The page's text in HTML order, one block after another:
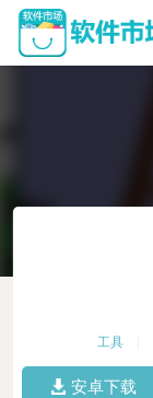
工具
安卓下载